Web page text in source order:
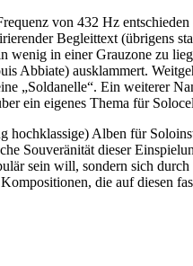
von 432 Hz
Begleittext (übrigens
in einer Grauzone zu
Abbiate) ausklammert.
„Soldanelle“. Ein weiterer
ein eigenes Thema für
hochklassige) Alben für
Souveränität dieser
sein will, sondern sich
die auf diesen